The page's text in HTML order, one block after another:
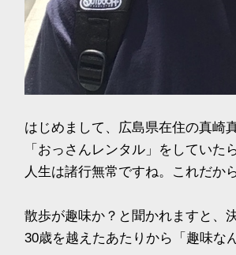
はじめまして、広島県在住の真崎
「おっさんレンタル」をしていた
人生は諸行無常ですね。これだか
散歩が趣味か？と聞かれますと、
30歳を越えたあたりから「趣味な